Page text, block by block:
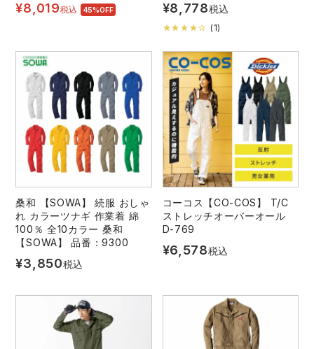
¥8,019税込 45%OFF ¥8,778税込
(1)
桑和 【SOWA】 続服 おしゃ
れ カラーツナギ 作業着 綿
100％ 全10カラー 桑和
【SOWA】 品番：9300
¥3,850税込
コーコス【CO-COS】 T/C
ストレッチオーバーオール
D-769
¥6,578税込